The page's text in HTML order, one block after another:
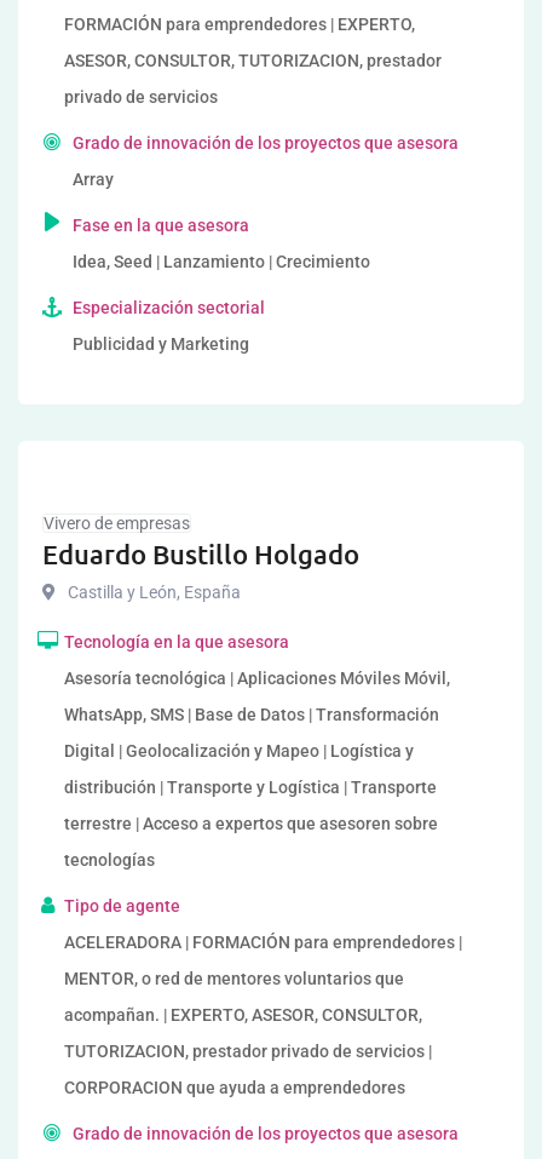
FORMACIÓN para emprendedores | EXPERTO,
ASESOR, CONSULTOR, TUTORIZACION, prestador
privado de servicios
Grado de innovación de los proyectos que asesora
Array
Fase en la que asesora
Idea, Seed | Lanzamiento | Crecimiento
Especialización sectorial
Publicidad y Marketing
Vivero de empresas
Eduardo Bustillo Holgado
Castilla y León, España
Tecnología en la que asesora
Asesoría tecnológica | Aplicaciones Móviles Móvil,
WhatsApp, SMS | Base de Datos | Transformación
Digital | Geolocalización y Mapeo | Logística y
distribución | Transporte y Logística | Transporte
terrestre | Acceso a expertos que asesoren sobre
tecnologías
Tipo de agente
ACELERADORA | FORMACIÓN para emprendedores |
MENTOR, o red de mentores voluntarios que
acompañan. | EXPERTO, ASESOR, CONSULTOR,
TUTORIZACION, prestador privado de servicios |
CORPORACION que ayuda a emprendedores
Grado de innovación de los proyectos que asesora